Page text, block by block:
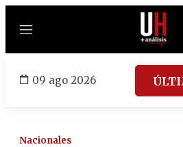
Menú
09 ago 2026
Nacionales